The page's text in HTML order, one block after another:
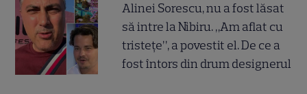
Alinei Sorescu, nu a fost lăsat
să intre la Nibiru. „Am aflat cu
tristețe”, a povestit el. De ce a
fost întors din drum designerul